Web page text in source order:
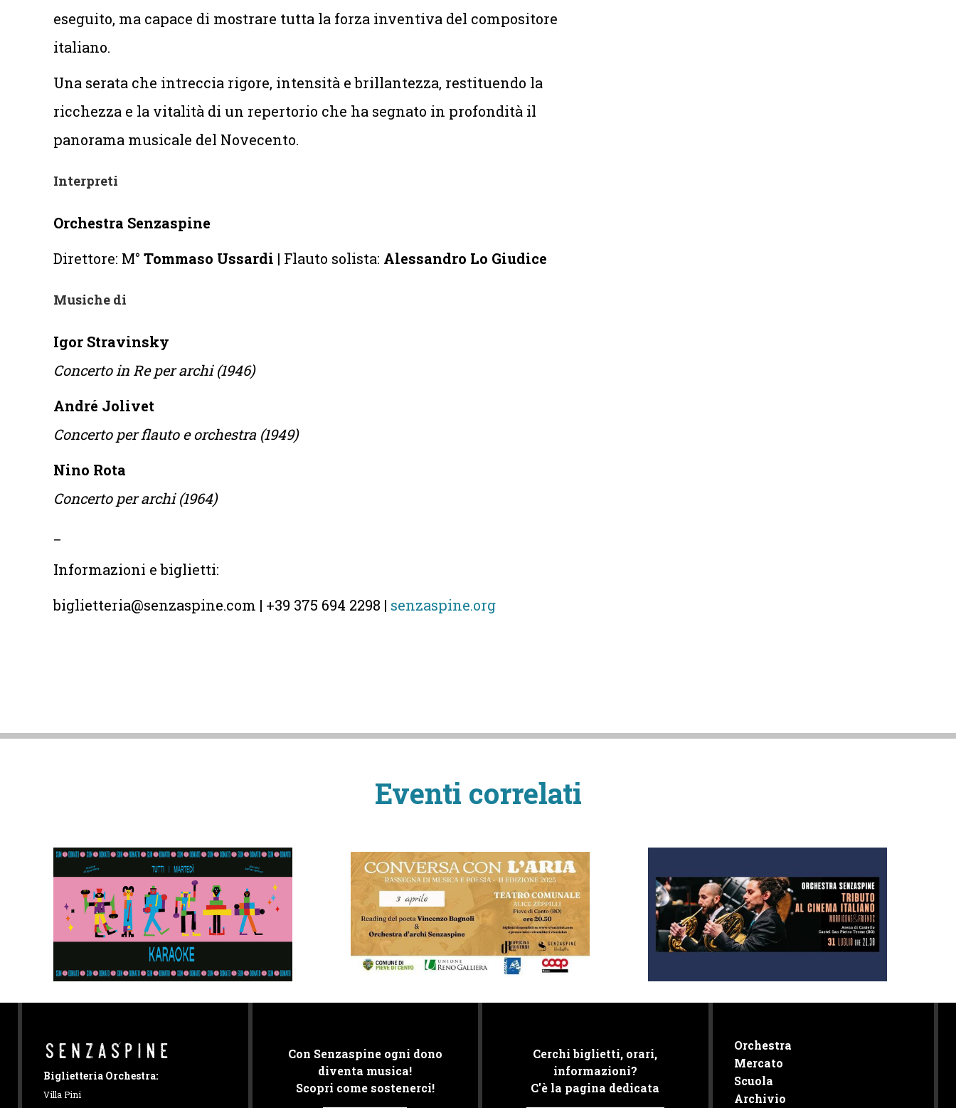
eseguito, ma capace di mostrare tutta la forza inventiva del compositore
italiano.
Una serata che intreccia rigore, intensità e brillantezza, restituendo la
ricchezza e la vitalità di un repertorio che ha segnato in profondità il
panorama musicale del Novecento.
Interpreti
Orchestra Senzaspine
Direttore: M° Tommaso Ussardi | Flauto solista: Alessandro Lo Giudice
Musiche di
Igor Stravinsky
Concerto in Re per archi (1946)
André Jolivet
Concerto per flauto e orchestra (1949)
Nino Rota
Concerto per archi (1964)
Informazioni e biglietti:
biglietteria@senzaspine.com | +39 375 694 2298 | senzaspine.org
Eventi correlati
Biglietteria Orchestra:
Villa Pini
Con Senzaspine ogni dono
diventa musica!
Scopri come sostenerci!
Cerchi biglietti, orari,
informazioni?
C'è la pagina dedicata
Orchestra
Mercato
Scuola
Archivio